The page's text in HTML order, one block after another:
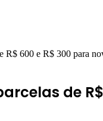
R$ 600 e R$ 300 para
de